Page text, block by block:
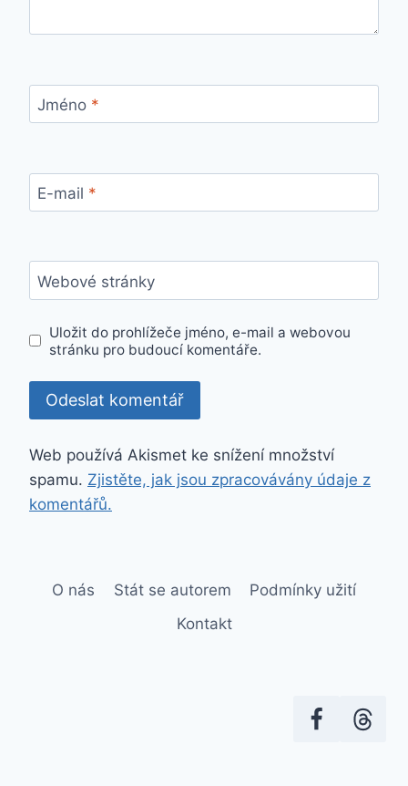
Jméno *
E-mail *
Webové stránky
Uložit do prohlížeče jméno, e-mail a webovou
stránku pro budoucí komentáře.
Web používá Akismet ke snížení množství
spamu. Zjistěte, jak jsou zpracovávány údaje z
komentářů.
O nás Stát se autorem
Podmínky užití
Kontakt